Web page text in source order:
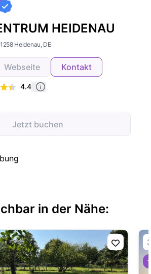
HEIDENAU
Heidenau, DE
Webseite Kontakt
4.4
Jetzt buchen
in der Nähe: